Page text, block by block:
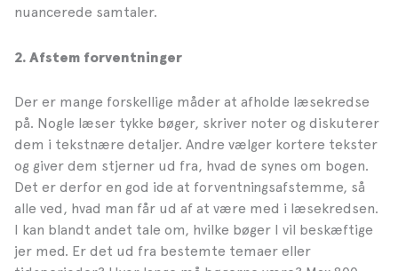
nuancerede samtaler.
2. Afstem forventninger
Der er mange forskellige måder at afholde læsekredse
på. Nogle læser tykke bøger, skriver noter og diskuterer
dem i tekstnære detaljer. Andre vælger kortere tekster
og giver dem stjerner ud fra, hvad de synes om bogen.
Det er derfor en god ide at forventningsafstemme, så
alle ved, hvad man får ud af at være med i læsekredsen.
I kan blandt andet tale om, hvilke bøger I vil beskæftige
jer med. Er det ud fra bestemte temaer eller